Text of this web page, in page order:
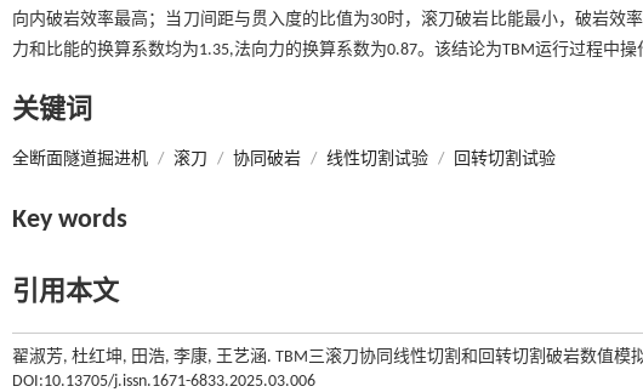
向内破岩效率最高；当刀间距与贯入度的比值为30时，滚刀破岩比能最小，破岩效
力和比能的换算系数均为1.35,法向力的换算系数为0.87。该结论为TBM运行过程中
关键词
全断面隧道掘进机 / 滚刀 / 协同破岩 / 线性切割试验 / 回转切割试验
Key words
引用本文
翟淑芳, 杜红坤, 田浩, 李康, 王艺涵. TBM三滚刀协同线性切割和回转切割破岩数值模
DOI:10.13705/j.issn.1671-6833.2025.03.006